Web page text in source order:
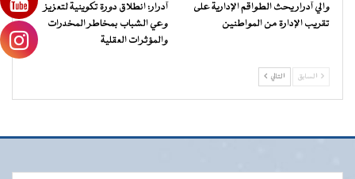
والي آدرار يحث الطواقم الإدارية على
تقريب الإدارة من المواطنين
آدرار: انطلاق دورة تكوينية لتعزيز
وعي الشباب بمخاطر المخدرات
والمؤثرات العقلية
السابق التالي